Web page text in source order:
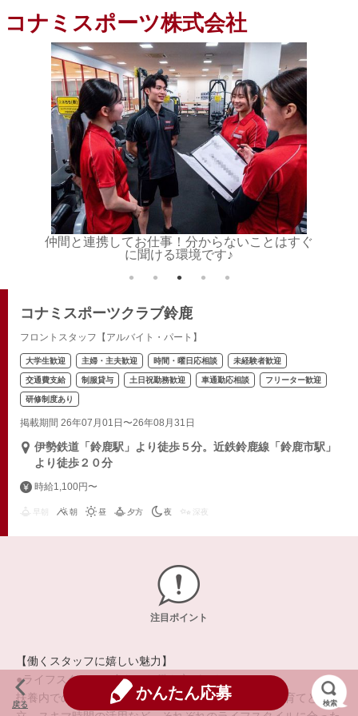
コナミスポーツ株式会社
仲間と連携してお仕事！分からないことはすぐ
に聞ける環境です♪
コナミスポーツクラブ鈴鹿
フロントスタッフ【アルバイト・パート】
大学生歓迎 主婦・主夫歓迎 時間・曜日応相談 未経験者歓迎
交通費支給 制服貸与 土日祝勤務歓迎 車通勤応相談 フリーター歓迎
研修制度あり
掲載期間 26年07月01日〜26年08月31日
伊勢鉄道「鈴鹿駅」より徒歩５分。近鉄鈴鹿線「鈴鹿市駅」
より徒歩２０分
時給1,100円〜
朝 昼 夕方 夜 深夜
注目ポイント
【働くスタッフに嬉しい魅力】
●ライフスタイルに合わせた働き方ができる●
扶養内での勤務、正社員や自営業との兼業、学校や子育てとの両
戻る
かんたん応募
検索